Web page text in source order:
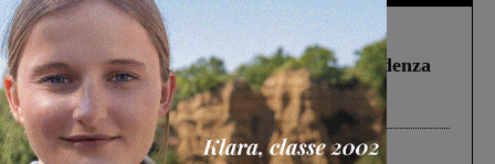
Figline Incisa Valdarno 1 Agosto 2026
Piscina di Figline finanziata oltre la scadenza
Pnrr, il gruppo di Fratelli d’Italia: “Un
ringraziamento al Governo”
Cronaca 4 Agosto 2026